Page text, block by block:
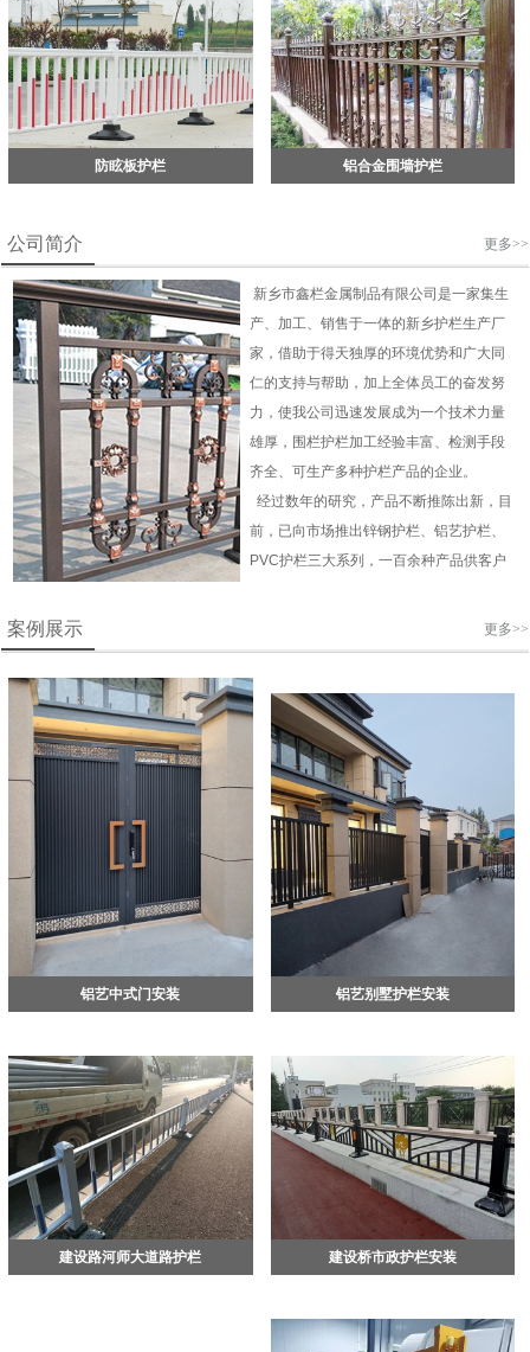
防眩板护栏 铝合金围墙护栏
公司简介 更多>>
新乡市鑫栏金属制品有限公司是一家集生
产、加工、销售于一体的新乡护栏生产厂
家，借助于得天独厚的环境优势和广大同
仁的支持与帮助，加上全体员工的奋发努
力，使我公司迅速发展成为一个技术力量
雄厚，围栏护栏加工经验丰富、检测手段
齐全、可生产多种护栏产品的企业。
经过数年的研究，产品不断推陈出新，目
前，已向市场推出锌钢护栏、铝艺护栏、
PVC护栏三大系列，一百余种产品供客户
开发区、居民小区、园林及各类企事业单
位的装饰美化及安全防护工程。
我们自始至终坚持"品质优越、诚信为
本"的企业宗旨，面对日益竞争激烈的市
场，我们会以更高的效率、更高的质量不
断推出新产品，满足广大顾客的需求。我
公司员工团结奋进，将会以严谨的工作作
风，优良的产品质量、完善的服务体系，
赢得了新老客户的信赖和赞誉。我们期待
与五湖四海的广大朋友合作共赢，共谋发
展，期待与您的合作。
案例展示 更多>>
铝艺中式门安装 铝艺别墅护栏安装
建设路河师大道路护栏 建设桥市政护栏安装